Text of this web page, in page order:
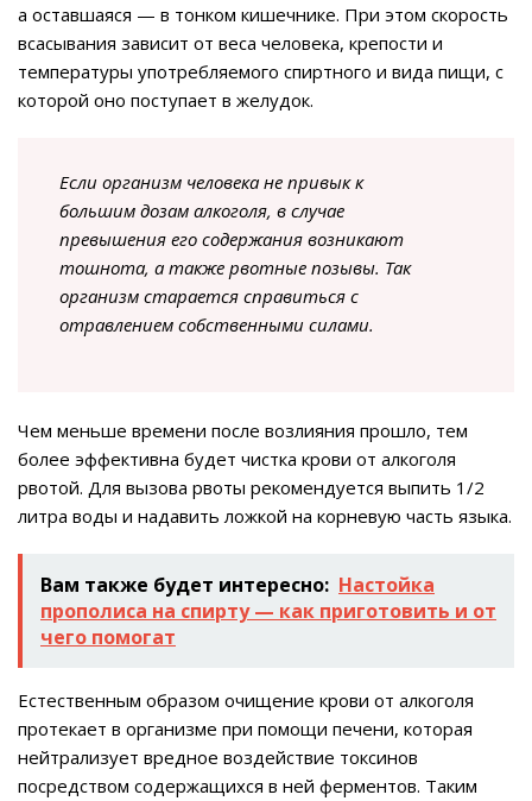
а оставшаяся — в тонком кишечнике. При этом скорость
всасывания зависит от веса человека, крепости и
температуры употребляемого спиртного и вида пищи, с
которой оно поступает в желудок.
Если организм человека не привык к
большим дозам алкоголя, в случае
превышения его содержания возникают
тошнота, а также рвотные позывы. Так
организм старается справиться с
отравлением собственными силами.
Чем меньше времени после возлияния прошло, тем
более эффективна будет чистка крови от алкоголя
рвотой. Для вызова рвоты рекомендуется выпить 1/2
литра воды и надавить ложкой на корневую часть языка.
Вам также будет интересно: Настойка
прополиса на спирту — как приготовить и от
чего помогат
Естественным образом очищение крови от алкоголя
протекает в организме при помощи печени, которая
нейтрализует вредное воздействие токсинов
посредством содержащихся в ней ферментов. Таким